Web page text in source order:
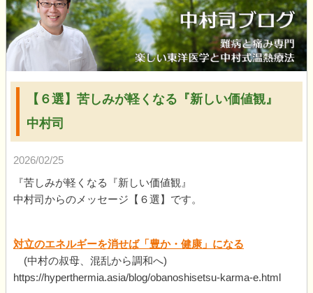
【６選】苦しみが軽くなる『新しい価値観』
中村司
2026/02/25
『苦しみが軽くなる『新しい価値観』
中村司からのメッセージ【６選】です。
対立のエネルギーを消せば「豊か・健康」になる
(中村の叔母、混乱から調和へ)
https://hyperthermia.asia/blog/obanoshisetsu-karma-e.html